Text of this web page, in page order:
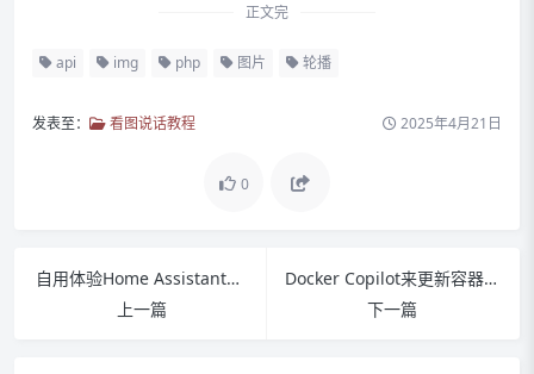
正文完
api img php 图片 轮播
发表至： 看图说话教程 2025年4月21日
0
自用体验Home Assistant引起设备响应变慢
上一篇
Docker Copilot来更新容器宝塔安装教程--VPS、飞牛、群晖都适用
下一篇